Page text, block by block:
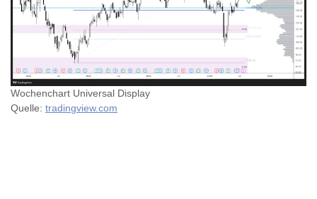
Wochenchart Universal Display
Quelle: tradingview.com